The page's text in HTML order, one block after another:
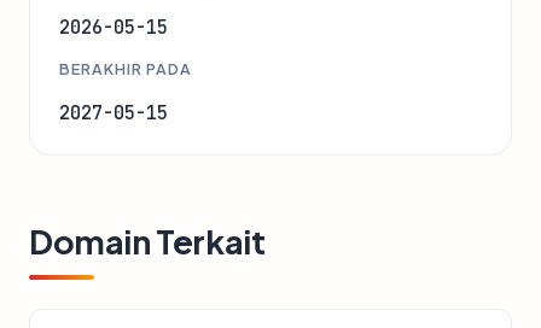
2026-05-15
BERAKHIR PADA
2027-05-15
Domain Terkait